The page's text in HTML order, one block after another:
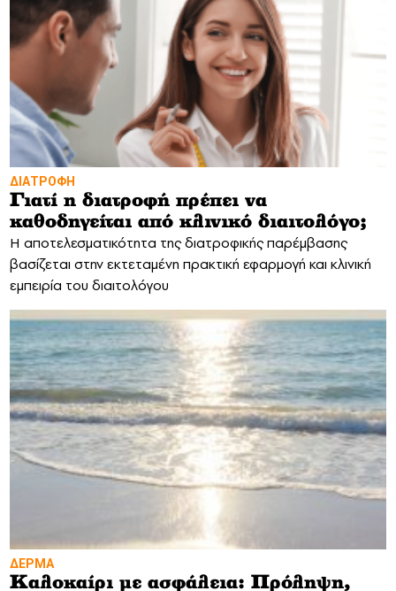
ΔΙΑΤΡΟΦΗ
Γιατί η διατροφή πρέπει να
καθοδηγείται από κλινικό διαιτολόγο;
Η αποτελεσματικότητα της διατροφικής παρέμβασης
βασίζεται στην εκτεταμένη πρακτική εφαρμογή και κλινική
εμπειρία του διαιτολόγου
ΔΕΡΜΑ
Καλοκαίρι με ασφάλεια: Πρόληψη,